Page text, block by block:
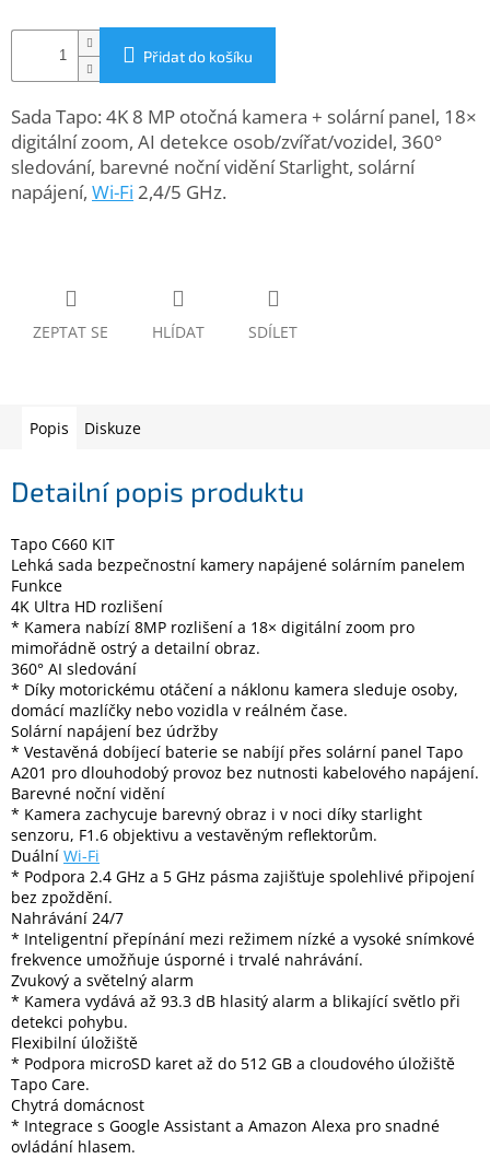
Gaming
Telefony
a
tablety
Cyklo
zahrada
notebooky
Elektronika
Domácnost
%
Black
Friday
VÝPRODEJ
Akční
zboží
TONERY
A
CARTRIDGE
OEM
Sestavy
počítačů
Inpraise
Kamerové
systémy
MILESIGHT
Doprodej
Přidat do košíku
Sada Tapo: 4K 8 MP otočná kamera + solární panel, 18×
digitální zoom, AI detekce osob/zvířat/vozidel, 360°
sledování, barevné noční vidění Starlight, solární
napájení, Wi-Fi 2,4/5 GHz.
ZEPTAT SE HLÍDAT SDÍLET
Popis Diskuze
Detailní popis produktu
Tapo C660 KIT
Lehká sada bezpečnostní kamery napájené solárním panelem
Funkce
4K Ultra HD rozlišení
* Kamera nabízí 8MP rozlišení a 18× digitální zoom pro
mimořádně ostrý a detailní obraz.
360° AI sledování
* Díky motorickému otáčení a náklonu kamera sleduje osoby,
domácí mazlíčky nebo vozidla v reálném čase.
Solární napájení bez údržby
* Vestavěná dobíjecí baterie se nabíjí přes solární panel Tapo
A201 pro dlouhodobý provoz bez nutnosti kabelového napájení.
Barevné noční vidění
* Kamera zachycuje barevný obraz i v noci díky starlight
senzoru, F1.6 objektivu a vestavěným reflektorům.
Duální Wi-Fi
* Podpora 2.4 GHz a 5 GHz pásma zajišťuje spolehlivé připojení
bez zpoždění.
Nahrávání 24/7
* Inteligentní přepínání mezi režimem nízké a vysoké snímkové
frekvence umožňuje úsporné i trvalé nahrávání.
Zvukový a světelný alarm
* Kamera vydává až 93.3 dB hlasitý alarm a blikající světlo při
detekci pohybu.
Flexibilní úložiště
* Podpora microSD karet až do 512 GB a cloudového úložiště
Tapo Care.
Chytrá domácnost
* Integrace s Google Assistant a Amazon Alexa pro snadné
ovládání hlasem.